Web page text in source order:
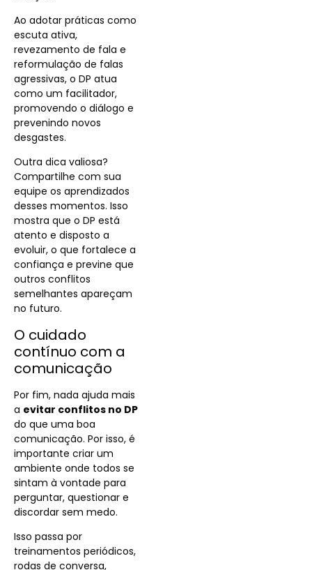
Ao adotar práticas como
escuta ativa,
revezamento de fala e
reformulação de falas
agressivas, o DP atua
como um facilitador,
promovendo o diálogo e
prevenindo novos
desgastes.
Outra dica valiosa?
Compartilhe com sua
equipe os aprendizados
desses momentos. Isso
mostra que o DP está
atento e disposto a
evoluir, o que fortalece a
confiança e previne que
outros conflitos
semelhantes apareçam
no futuro.
O cuidado
contínuo com a
comunicação
Por fim, nada ajuda mais
a evitar conflitos no DP
do que uma boa
comunicação. Por isso, é
importante criar um
ambiente onde todos se
sintam à vontade para
perguntar, questionar e
discordar sem medo.
Isso passa por
treinamentos periódicos,
rodas de conversa,